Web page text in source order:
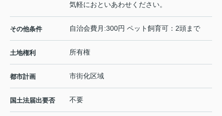
気軽におといあわせください。
その他条件 自治会費月:300円 ペット飼育可：2頭まで
土地権利 所有権
都市計画 市街化区域
国土法届出要否 不要